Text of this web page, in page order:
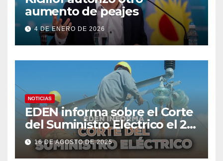
aumento de peajes
4 DE ENERO DE 2026
NOTICIAS
EDEN informa sobre el Corte
del Suministro Eléctrico el 20
de agosto
16 DE AGOSTO DE 2025